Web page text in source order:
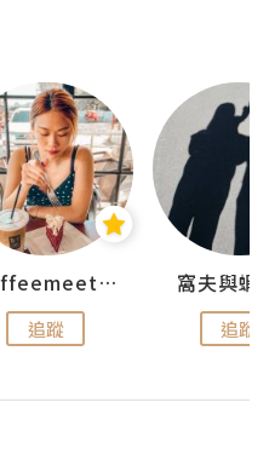
Coffeemeetjojo
追蹤
窩夫與蝦
追蹤